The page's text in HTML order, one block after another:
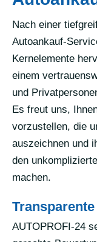
Nach einer
Autoankauf-
Kernelemente
einem
und
Es freut uns,
vorzustellen, die
auszeichnen und
den
machen.
AUTOPROFI-24